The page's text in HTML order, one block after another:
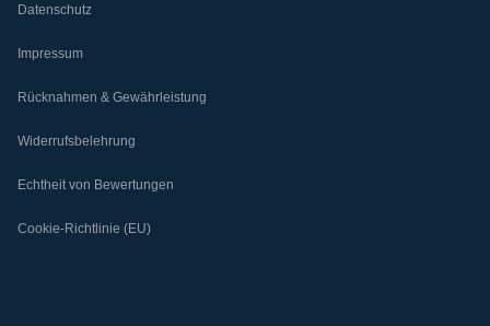
Datenschutz
Impressum
Rücknahmen & Gewährleistung
Widerrufsbelehrung
Echtheit von Bewertungen
Cookie-Richtlinie (EU)